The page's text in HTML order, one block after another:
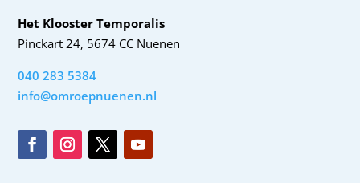
Het Klooster Temporalis
Pinckart 24, 5674 CC Nuenen
040 283 5384
info@omroepnuenen.nl